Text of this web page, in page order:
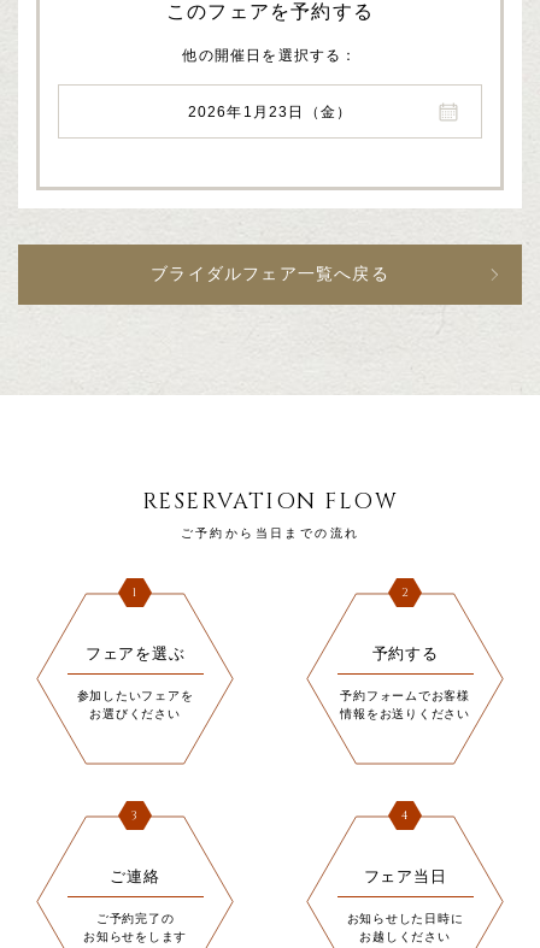
このフェアを予約する
他の開催日を選択する
2026年1月23日（金）
ブライダルフェア一覧へ戻る
RESERVATION FLOW
ご予約から当日までの流れ
1
フェアを選ぶ
参加したいフェアを
お選びください
2
予約する
予約フォームでお客様
情報をお送りください
3
ご連絡
ご予約完了の
お知らせをします
4
フェア当日
お知らせした日時に
お越しください